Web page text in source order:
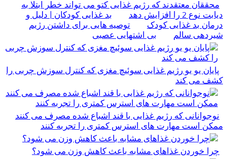
محققان معتقدند که رژیم غذایی کتو می تواند خطر ابتلا به
دیابت نوع 2 را افزایش دهد
بد غذایی کودکان | دلیل و
درمان بد غذایی کودک
توصیه هایی برای داشتن رژیم
شیردهی سالم
بی اشتهایی عصبی
پایان یو یو رژیم غذایی سوئیچ مغزی که کنترل سوزش چربی را
کشف می کند
نوجوانانی که رژیم غذایی با قند اشباع شده مصرف می کنند
ممکن است مهارت های استرس کمتری را تجربه کنند
چرا خوردن غذاهای مشابه باعث کاهش وزن می شود؟